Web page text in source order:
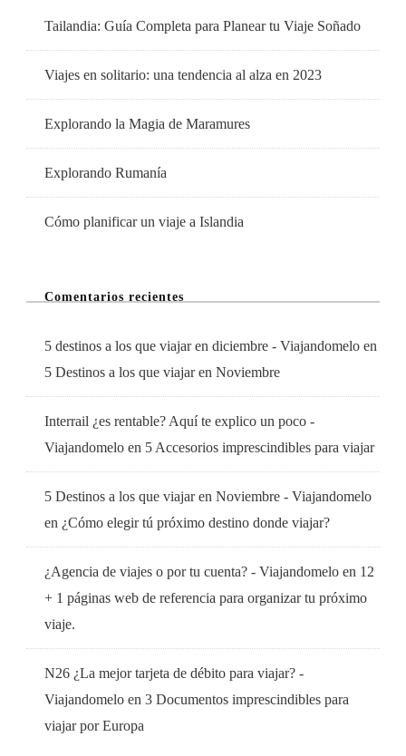
Tailandia: Guía Completa para Planear tu Viaje Soñado
Viajes en solitario: una tendencia al alza en 2023
Explorando la Magia de Maramures
Explorando Rumanía
Cómo planificar un viaje a Islandia
Comentarios recientes
5 destinos a los que viajar en diciembre - Viajandomelo en
5 Destinos a los que viajar en Noviembre
Interrail ¿es rentable? Aquí te explico un poco -
Viajandomelo en 5 Accesorios imprescindibles para viajar
5 Destinos a los que viajar en Noviembre - Viajandomelo
en ¿Cómo elegir tú próximo destino donde viajar?
¿Agencia de viajes o por tu cuenta? - Viajandomelo en 12
+ 1 páginas web de referencia para organizar tu próximo
viaje.
N26 ¿La mejor tarjeta de débito para viajar? -
Viajandomelo en 3 Documentos imprescindibles para
viajar por Europa